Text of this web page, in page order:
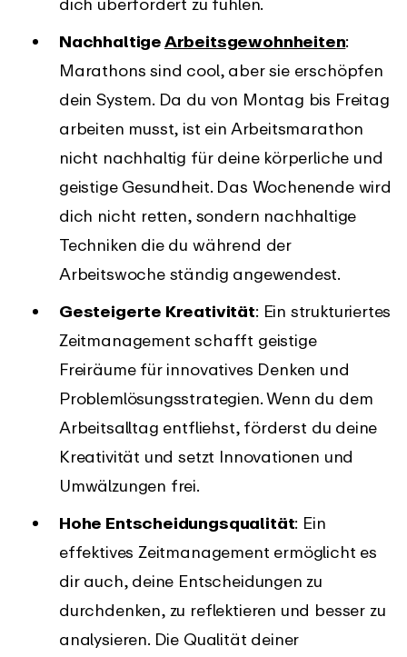
NachhaltigeArbeitsgewohnheiten:
Marathons sind cool, aber sie erschöpfen
dein System. Da du von Montag bis Freitag
arbeiten musst, ist ein Arbeitsmarathon
nicht nachhaltig für deine körperliche und
geistige Gesundheit. Das Wochenende wird
dich nicht retten, sondern nachhaltige
Techniken die du während der
Arbeitswoche ständig angewendest.
Gesteigerte Kreativität: Ein strukturiertes
Zeitmanagement schafft geistige
Freiräume für innovatives Denken und
Problemlösungsstrategien. Wenn du dem
Arbeitsalltag entfliehst, förderst du deine
Kreativität und setzt Innovationen und
Umwälzungen frei.
Hohe Entscheidungsqualität: Ein
effektives Zeitmanagement ermöglicht es
dir auch, deine Entscheidungen zu
durchdenken, zu reflektieren und besser zu
analysieren. Die Qualität deiner